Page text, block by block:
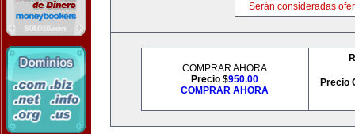
Serán consideradas
COMPRAR AHORA
Precio $950.00
COMPRAR AHORA
Precio